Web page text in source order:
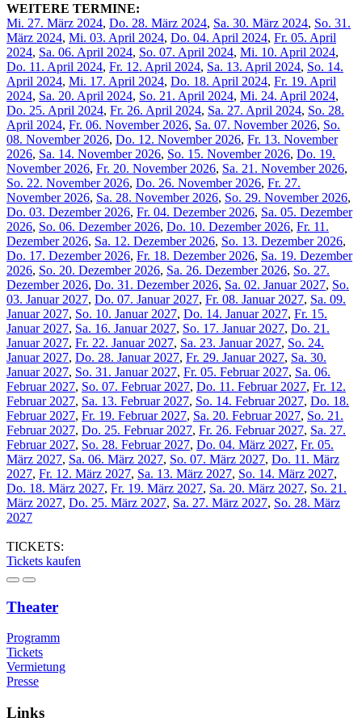
WEITERE TERMINE:
Mi. 27. März 2024, Do. 28. März 2024, Sa. 30. März 2024, So. 31.
März 2024, Mi. 03. April 2024, Do. 04. April 2024, Fr. 05. April
2024, Sa. 06. April 2024, So. 07. April 2024, Mi. 10. April 2024,
Do. 11. April 2024, Fr. 12. April 2024, Sa. 13. April 2024, So. 14.
April 2024, Mi. 17. April 2024, Do. 18. April 2024, Fr. 19. April
2024, Sa. 20. April 2024, So. 21. April 2024, Mi. 24. April 2024,
Do. 25. April 2024, Fr. 26. April 2024, Sa. 27. April 2024, So. 28.
April 2024, Fr. 06. November 2026, Sa. 07. November 2026, So.
08. November 2026, Do. 12. November 2026, Fr. 13. November
2026, Sa. 14. November 2026, So. 15. November 2026, Do. 19.
November 2026, Fr. 20. November 2026, Sa. 21. November 2026,
So. 22. November 2026, Do. 26. November 2026, Fr. 27.
November 2026, Sa. 28. November 2026, So. 29. November 2026,
Do. 03. Dezember 2026, Fr. 04. Dezember 2026, Sa. 05. Dezember
2026, So. 06. Dezember 2026, Do. 10. Dezember 2026, Fr. 11.
Dezember 2026, Sa. 12. Dezember 2026, So. 13. Dezember 2026,
Do. 17. Dezember 2026, Fr. 18. Dezember 2026, Sa. 19. Dezember
2026, So. 20. Dezember 2026, Sa. 26. Dezember 2026, So. 27.
Dezember 2026, Do. 31. Dezember 2026, Sa. 02. Januar 2027, So.
03. Januar 2027, Do. 07. Januar 2027, Fr. 08. Januar 2027, Sa. 09.
Januar 2027, So. 10. Januar 2027, Do. 14. Januar 2027, Fr. 15.
Januar 2027, Sa. 16. Januar 2027, So. 17. Januar 2027, Do. 21.
Januar 2027, Fr. 22. Januar 2027, Sa. 23. Januar 2027, So. 24.
Januar 2027, Do. 28. Januar 2027, Fr. 29. Januar 2027, Sa. 30.
Januar 2027, So. 31. Januar 2027, Fr. 05. Februar 2027, Sa. 06.
Februar 2027, So. 07. Februar 2027, Do. 11. Februar 2027, Fr. 12.
Februar 2027, Sa. 13. Februar 2027, So. 14. Februar 2027, Do. 18.
Februar 2027, Fr. 19. Februar 2027, Sa. 20. Februar 2027, So. 21.
Februar 2027, Do. 25. Februar 2027, Fr. 26. Februar 2027, Sa. 27.
Februar 2027, So. 28. Februar 2027, Do. 04. März 2027, Fr. 05.
März 2027, Sa. 06. März 2027, So. 07. März 2027, Do. 11. März
2027, Fr. 12. März 2027, Sa. 13. März 2027, So. 14. März 2027,
Do. 18. März 2027, Fr. 19. März 2027, Sa. 20. März 2027, So. 21.
März 2027, Do. 25. März 2027, Sa. 27. März 2027, So. 28. März
2027
TICKETS:
Tickets kaufen
Theater
Programm
Tickets
Vermietung
Presse
Links